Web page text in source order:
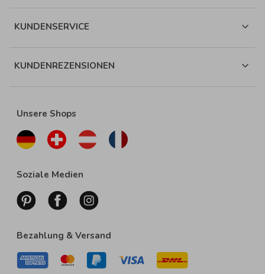
KUNDENSERVICE
KUNDENREZENSIONEN
Unsere Shops
Soziale Medien
Bezahlung & Versand